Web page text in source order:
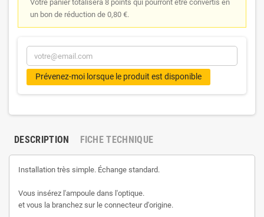
Votre panier totalisera 8 points qui pourront être convertis en
un bon de réduction de 0,80 €.
Prévenez-moi lorsque le produit est disponible
DESCRIPTION FICHE TECHNIQUE
Installation très simple. Échange standard.
Vous insérez l'ampoule dans l'optique.
et vous la branchez sur le connecteur d'origine.